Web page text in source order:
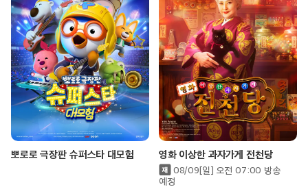
뽀로로 극장판 슈퍼스타 대모험 영화 이상한 과자가게 전천당
08/09[일] 오전 07:00 방송
예정